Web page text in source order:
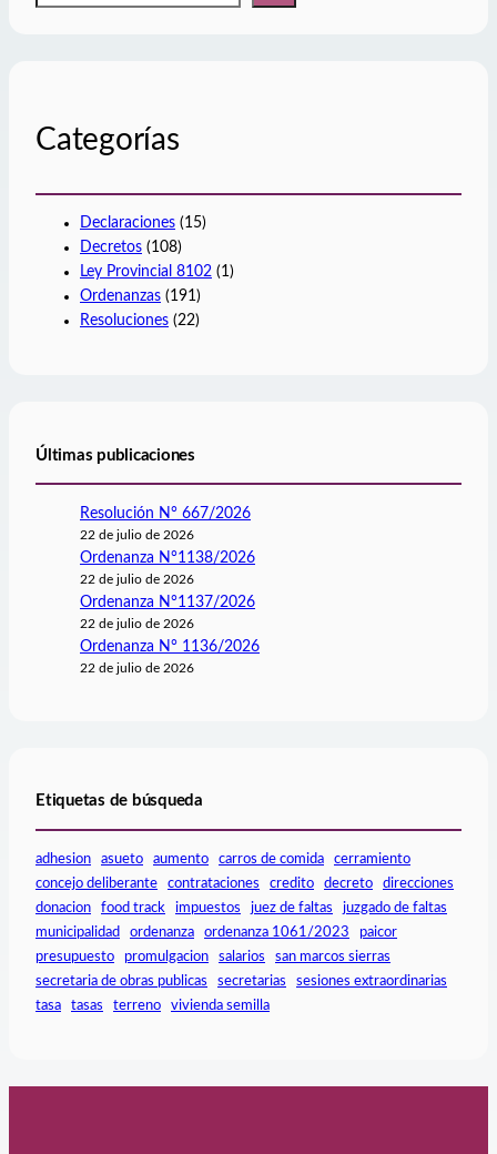
u
Categorías
Declaraciones (15)
Decretos (108)
Ley Provincial 8102 (1)
Ordenanzas (191)
Resoluciones (22)
Últimas publicaciones
Resolución N° 667/2026
22 de julio de 2026
Ordenanza N°1138/2026
22 de julio de 2026
Ordenanza N°1137/2026
22 de julio de 2026
Ordenanza N° 1136/2026
22 de julio de 2026
Etiquetas de búsqueda
adhesion asueto aumento carros de comida
cerramiento
concejo deliberante
contrataciones credito decreto
direcciones
donacion
food track impuestos juez de faltas
juzgado de faltas
municipalidad
ordenanza ordenanza 1061/2023
paicor
presupuesto
promulgacion salarios
san marcos sierras
secretaria de obras publicas
secretarias
sesiones extraordinarias
tasa
tasas terreno vivienda semilla